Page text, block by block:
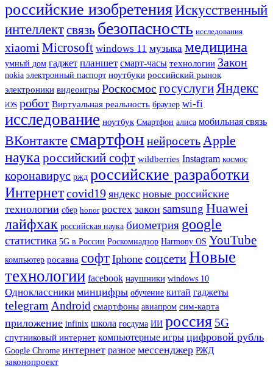
российские изобретенияИскусственный
интеллектсвязь безопасность исследования
xiaomi Microsoft windows 11 музыка медицина
умный дом гаджет планшет смарт-часы технологии Закон
nokia электронный паспорт ноутбуки российский рынок
электроники видеоигры Роскосмос госуслугиЯндекс
iOS робот Виртуальная реальность браузер wi-fi
исследование ноутбук Смартфон алиса мобильная связь
ВКонтакте смартфон нейросетьApple
наука российский софт wildberries Instagram космос
коронавирус ржд российские разработки
Интернетcovid19 яндекс новые российские
технологии сбер honor ростех закон samsung Huawei
лайфхак российская наука биометрия google
статистика 5G в России Роскомнадзор Harmony OS YouTube
компьютер росавиа софт Iphone соцсетиНовые
технологии facebook наушники windows 10
Одноклассники минцифры обучение китай гаджеты
telegram Android смартфоны авиапром сим-карта
приложение infinix школа госдума ИИ россия 5G
спутниковый интернет компьютерные игры цифровой рубль
Google Chrome интернет разное мессенджер РЖД
законопроект